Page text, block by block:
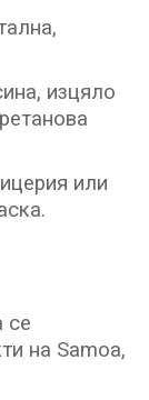
изцяло
или
се
на Samoa,